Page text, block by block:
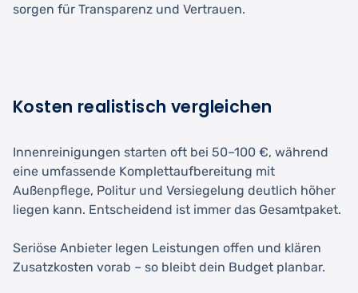
sorgen für Transparenz und Vertrauen.
Kosten realistisch vergleichen
Innenreinigungen starten oft bei 50–100 €, während
eine umfassende Komplettaufbereitung mit
Außenpflege, Politur und Versiegelung deutlich höher
liegen kann. Entscheidend ist immer das Gesamtpaket.
Seriöse Anbieter legen Leistungen offen und klären
Zusatzkosten vorab – so bleibt dein Budget planbar.